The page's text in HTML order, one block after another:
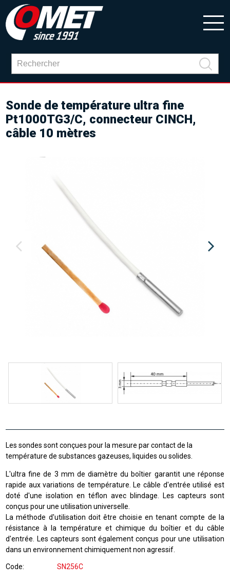
Sonde de température ultra fine
Pt1000TG3/C, connecteur CINCH,
câble 10 mètres
Les sondes sont conçues pour la mesure par contact de la
température de substances gazeuses, liquides ou solides.
L'ultra fine de 3 mm de diamètre du boîtier garantit une réponse
rapide aux variations de température. Le câble d'entrée utilisé est
doté d'une isolation en téflon avec blindage. Les capteurs sont
conçus pour une utilisation universelle.
La méthode d'utilisation doit être choisie en tenant compte de la
résistance à la température et chimique du boîtier et du câble
d'entrée. Les capteurs sont également conçus pour une utilisation
dans un environnement chimiquement non agressif.
Code SN256C